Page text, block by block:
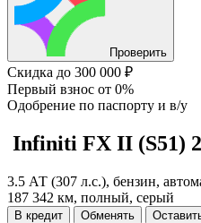
Проверить
Скидка до 300 000 ₽
Первый взнос от 0%
Одобрение по паспорту и в/у
Infiniti FX II (S51)
3.5 АТ (307 л.с.), бензин,
187 342 км, полный, серый
В кредит Обменять